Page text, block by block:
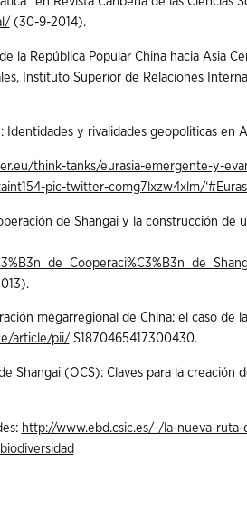
(30-9-2014).
la República Popular China hacia Asia
Instituto Superior de Relaciones
y rivalidades geopoliticas en
think-tanks/eurasia-emergente-y-
pic-twitter-comg7lxzw4xlm/
de Shangai y la construcción de
megarregional de China: el caso de
article/pii/S1870465417300430.
Shangai (OCS): Claves para la creación
http://www.ebd.csic.es/-/la-nueva-ruta-